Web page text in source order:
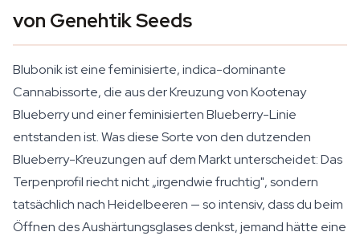
von Genehtik Seeds
Blubonik ist eine feminisierte, indica-dominante
Cannabissorte, die aus der Kreuzung von Kootenay
Blueberry und einer feminisierten Blueberry-Linie
entstanden ist. Was diese Sorte von den dutzenden
Blueberry-Kreuzungen auf dem Markt unterscheidet: Das
Terpenprofil riecht nicht „irgendwie fruchtig", sondern
tatsächlich nach Heidelbeeren — so intensiv, dass du beim
Öffnen des Aushärtungsglases denkst, jemand hätte eine